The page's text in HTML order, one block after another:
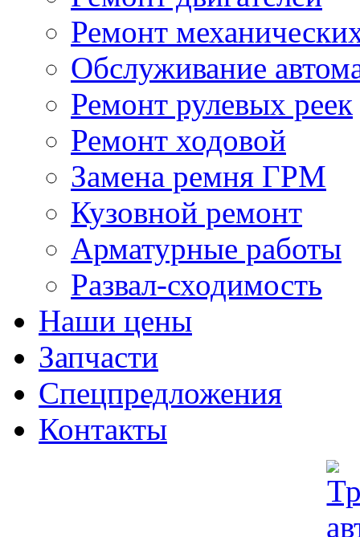
Ремонт
Обслуживание
Ремонт рулевых реек
Ремонт ходовой
Замена ремня ГРМ
Кузовной ремонт
Арматурные работы
Развал-сходимость
Наши цены
Запчасти
Спецпредложения
Контакты